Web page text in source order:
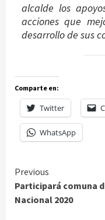
alcalde los
acciones que
desarrollo de sus
Comparte en:
Twitter
WhatsApp
Continue
Reading
Previous
Participará comuna
Nacional 2020